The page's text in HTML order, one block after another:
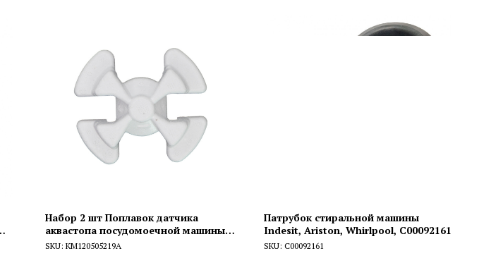
Набор 2 шт Поплавок датчика
аквастопа посудомоечной машины
Haier, KM120505219A
SKU: KM120505219A
Патрубок стиральной машины
Indesit, Ariston, Whirlpool, C00092161
SKU: C00092161